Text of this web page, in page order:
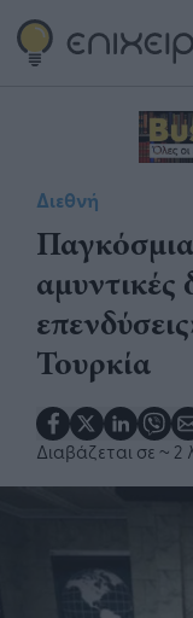
Διεθνή
Τουρκία
Διαβάζεται σε ~ 2